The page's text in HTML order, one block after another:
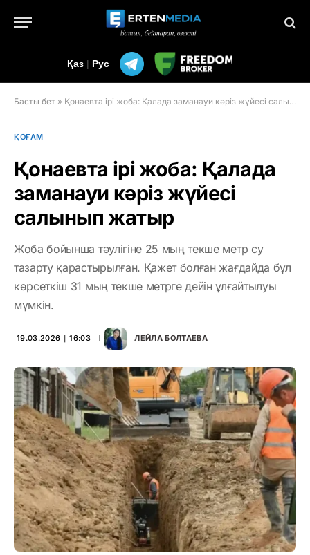
Қаз | Рус
Басты бет » Қонаевта ірі жоба: Қалада заманауи кәріз жүйесі салынып жатыр
ҚОҒАМ
Қонаевта ірі жоба: Қалада
заманауи кәріз жүйесі
салынып жатыр
Жоба бойынша тәулігіне 25 мың текше метр су
тазарту қарастырылған. Қажет болған жағдайда бұл
көрсеткіш 31 мың текше метрге дейін ұлғайтылуы
мүмкін.
19.03.2026 ∣ 16:03 ЛЕЙЛА БОЛТАЕВА